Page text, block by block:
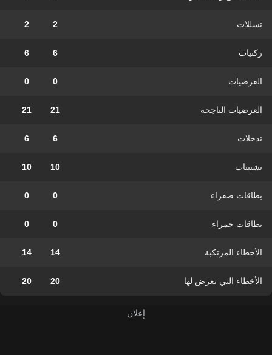
تسللات 2
2
ركنيات 6
6
العرضيات 0
0
العرضيات الناجحة 21
21
تدخلات 6
6
تشتيتات 10
10
بطاقات صفراء 0
0
بطاقات حمراء 0
0
الأخطاء المرتكبة 14
14
الأخطاء التي تعرض لها 20
20